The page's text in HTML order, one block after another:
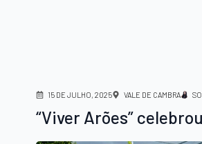
15 DE JULHO, 2025 VALE DE CAMBRA
“Viver Arões”